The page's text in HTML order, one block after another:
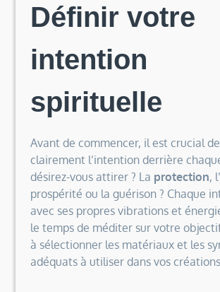
Définir votre
intention
spirituelle
Avant de commencer, il est crucial
clairement l’intention derrière
désirez-vous attirer ? La protection,
prospérité ou la guérison ? Chaque
avec ses propres vibrations et
le temps de méditer sur votre
à sélectionner les matériaux et les
adéquats à utiliser dans vos